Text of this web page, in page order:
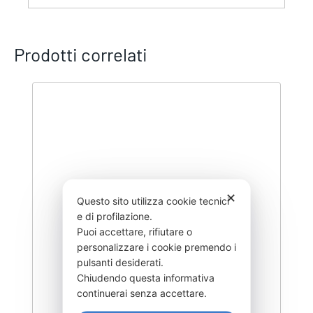
Prodotti correlati
✕
Questo sito utilizza cookie tecnici
e di profilazione.
Puoi accettare, rifiutare o
personalizzare i cookie premendo i
pulsanti desiderati.
Chiudendo questa informativa
continuerai senza accettare.